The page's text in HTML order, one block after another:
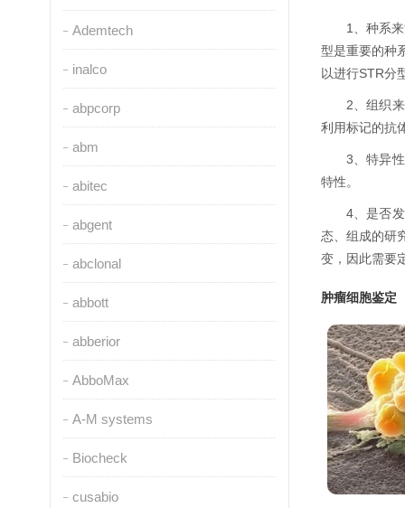
Ademtech
inalco
abpcorp
abm
abitec
abgent
abclonal
abbott
abberior
AbboMax
A-M systems
Biocheck
cusabio
1、种系
型是重要的种
以进行STR分
2、组织
利用标记的抗
3、特异
特性。
4、是否
态、组成的研
变，因此需要
肿瘤细胞鉴定